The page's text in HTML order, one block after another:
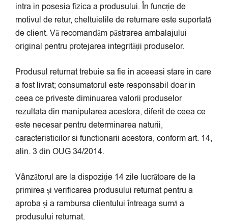
intra in posesia fizica a produsului. În funcție de
motivul de retur, cheltuielile de returnare este suportată
de client. Vă recomandăm păstrarea ambalajului
original pentru protejarea integrității produselor.
Produsul returnat trebuie sa fie in aceeasi stare in care
a fost livrat; consumatorul este responsabil doar in
ceea ce priveste diminuarea valorii produselor
rezultata din manipularea acestora, diferit de ceea ce
este necesar pentru determinarea naturii,
caracteristicilor si functionarii acestora, conform art. 14,
alin. 3 din OUG 34/2014.
Vânzătorul are la dispoziție 14 zile lucrătoare de la
primirea și verificarea produsului returnat pentru a
aproba și a rambursa clientului întreaga sumă a
produsului returnat.